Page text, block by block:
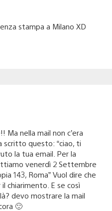
stampa a Milano XD
nella mail non c’era
scritto questo: “ciao, ti
la tua email. Per la
venerdì 2 Settembre
143, Roma” Vuol dire che
chiarimento. E se così
devo mostrare la mail
🙂